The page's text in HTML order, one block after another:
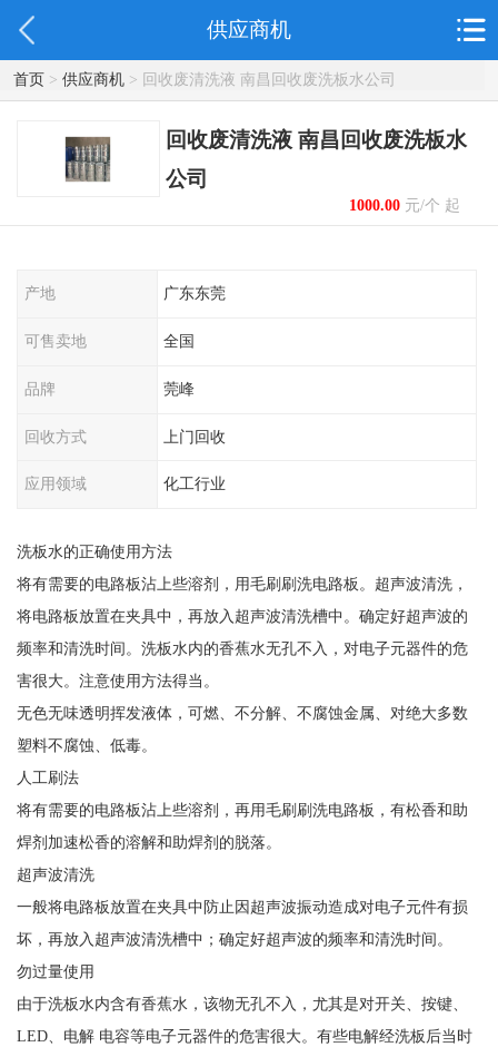
供应商机
首页> 供应商机> 回收废清洗液 南昌回收废洗板水公司
回收废清洗液 南昌回收废洗板水
公司
1000.00元/个 起
产地 广东东莞
可售卖地 全国
品牌 莞峰
回收方式 上门回收
应用领域 化工行业
洗板水的正确使用方法
将有需要的电路板沾上些溶剂，用毛刷刷洗电路板。超声波清洗，
将电路板放置在夹具中，再放入超声波清洗槽中。确定好超声波的
频率和清洗时间。洗板水内的香蕉水无孔不入，对电子元器件的危
害很大。注意使用方法得当。
无色无味透明挥发液体，可燃、不分解、不腐蚀金属、对绝大多数
塑料不腐蚀、低毒。
人工刷法
将有需要的电路板沾上些溶剂，再用毛刷刷洗电路板，有松香和助
焊剂加速松香的溶解和助焊剂的脱落。
超声波清洗
一般将电路板放置在夹具中防止因超声波振动造成对电子元件有损
坏，再放入超声波清洗槽中；确定好超声波的频率和清洗时间。
勿过量使用
由于洗板水内含有香蕉水，该物无孔不入，尤其是对开关、按键、
LED、电解 电容等电子元器件的危害很大。有些电解经洗板后当时